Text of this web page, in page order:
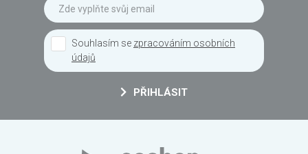
Souhlasím se zpracováním osobních
údajů
PŘIHLÁSIT